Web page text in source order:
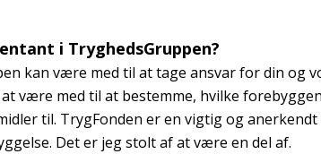
i TryghedsGruppen?
kan være med til at tage ansvar for din og
være med til at bestemme, hvilke
til. TrygFonden er en vigtig og anerkendt
Det er jeg stolt af at være en del af.